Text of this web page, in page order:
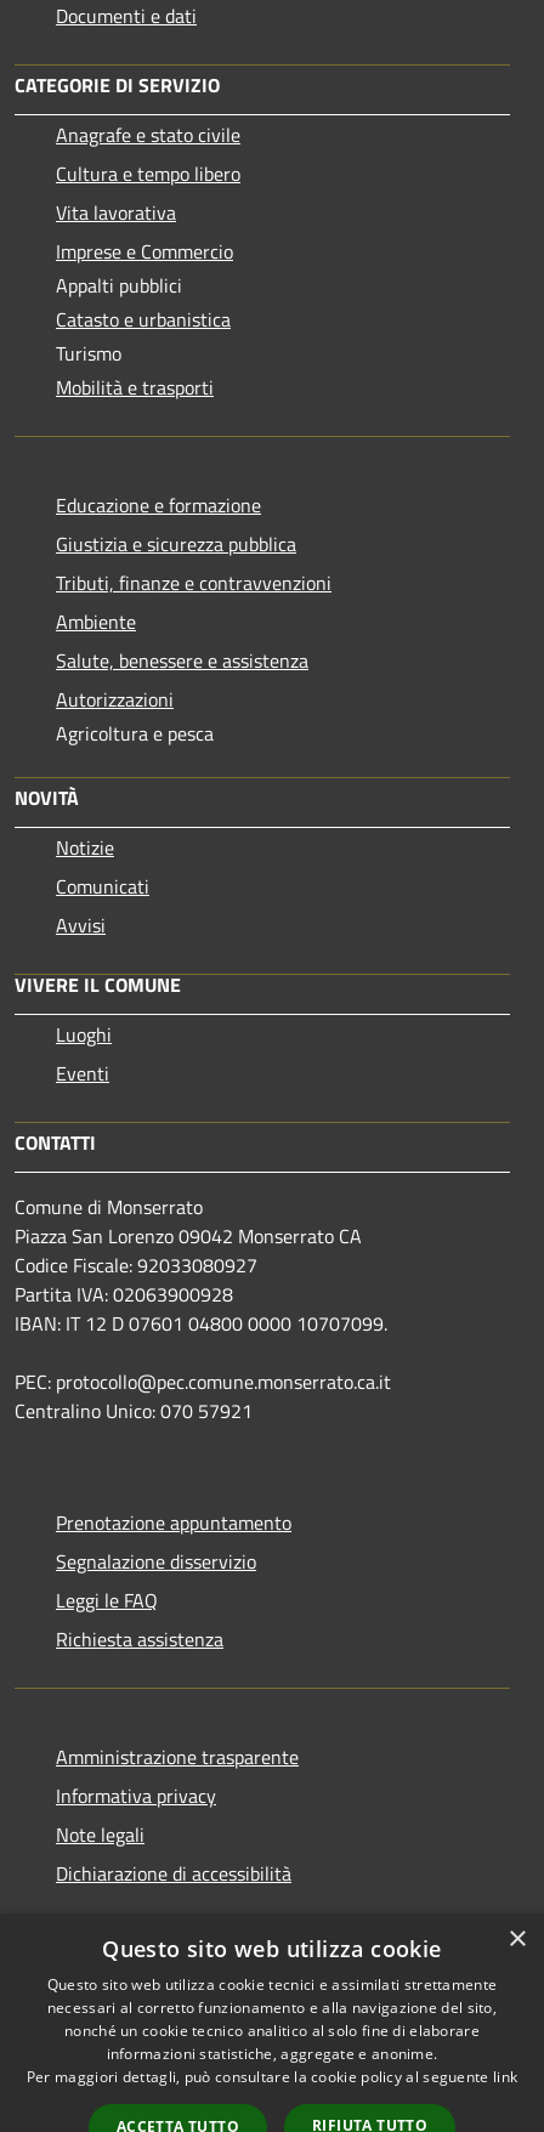
Documenti e dati
CATEGORIE DI SERVIZIO
Anagrafe e stato civile
Cultura e tempo libero
Vita lavorativa
Imprese e Commercio
Appalti pubblici
Catasto e urbanistica
Turismo
Mobilità e trasporti
Educazione e formazione
Giustizia e sicurezza pubblica
Tributi, finanze e contravvenzioni
Ambiente
Salute, benessere e assistenza
Autorizzazioni
Agricoltura e pesca
NOVITÀ
Notizie
Comunicati
Avvisi
VIVERE IL COMUNE
Luoghi
Eventi
CONTATTI
Comune di Monserrato
Piazza San Lorenzo 09042 Monserrato CA
Codice Fiscale: 92033080927
Partita IVA: 02063900928
IBAN: IT 12 D 07601 04800 0000 10707099.
PEC: protocollo@pec.comune.monserrato.ca.it
Centralino Unico: 070 57921
Prenotazione appuntamento
Segnalazione disservizio
Leggi le FAQ
Richiesta assistenza
Amministrazione trasparente
Informativa privacy
Note legali
Dichiarazione di accessibilità
RSS
Accessibilità
Cookie
Mappa del sito
Copyright © 2026 • Comune di
Monserrato • Powered by
Municipium•Accesso
redazione
×
Questo sito web utilizza cookie
Questo sito web utilizza cookie tecnici e assimilati strettamente
necessari al corretto funzionamento e alla navigazione del sito,
nonché un cookie tecnico analitico al solo fine di elaborare
informazioni statistiche, aggregate e anonime.
Per maggiori dettagli, può consultare la cookie policy al seguente link
ACCETTA TUTTO RIFIUTA TUTTO